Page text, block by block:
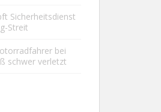
Sicherheitsdienst
Streit
bei
schwer verletzt